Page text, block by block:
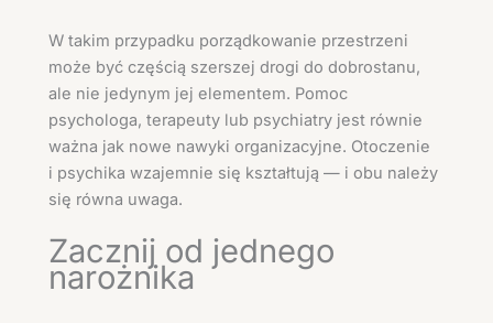
W takim przypadku porządkowanie przestrzeni
może być częścią szerszej drogi do dobrostanu,
ale nie jedynym jej elementem. Pomoc
psychologa, terapeuty lub psychiatry jest równie
ważna jak nowe nawyki organizacyjne. Otoczenie
i psychika wzajemnie się kształtują — i obu należy
się równa uwaga.
Zacznij od jednego
narożnika